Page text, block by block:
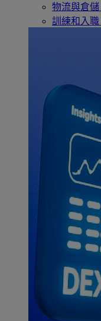
物流與倉儲
訓練和入職